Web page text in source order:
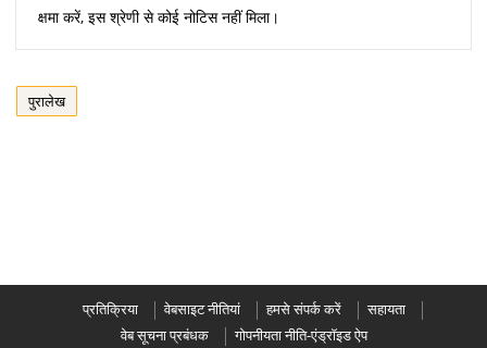
क्षमा करें, इस श्रेणी से कोई नोटिस नहीं मिला।
पुरालेख
प्रतिक्रिया वेबसाइट नीतियां हमसे संपर्क करें
सहायता
वेब सूचना प्रबंधक
गोपनीयता नीति-एंड्रॉइड ऐप